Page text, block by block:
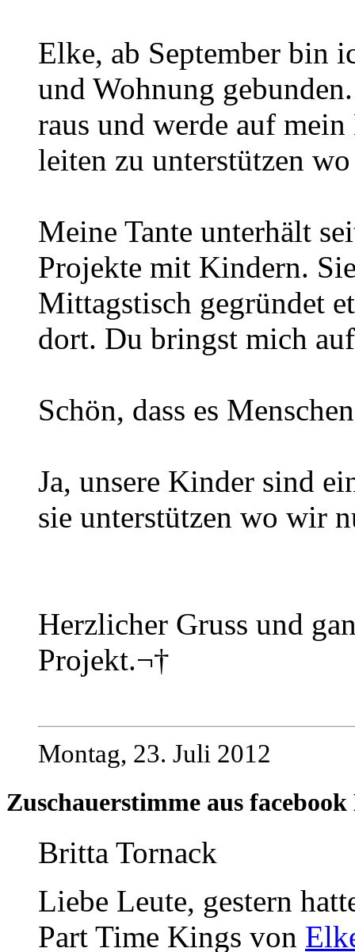
Elke, ab September bin
und Wohnung
raus und werde auf
leiten zu unterstützen
Meine Tante unterhält
Projekte mit Kindern.
Mittagstisch gegründet
dort. Du bringst mich
Schön, dass es
Ja, unsere Kinder sind
sie unterstützen wo wir
Herzlicher Gruss und
Projekt.¬†
Montag, 23. Juli 2012
Zuschauerstimme aus
Britta Tornack
Liebe Leute, gestern
Part Time Kings von